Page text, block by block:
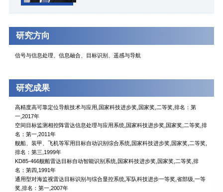
研究方向
信号与信息处理、信息融合、目标识别、遥感与导航
研究成果
高精度高可靠定位导航技术与应用,国家科技进步奖,国家奖,二等奖,排名：第
一,2017年
空间目标监测相控阵雷达信息处理与应用系统,国家科技进步奖,国家奖,二等奖,排
名：第一,2011年
舰船、装甲、飞机等军用目标自动识别综合系统,国家科技进步奖,国家奖,二等奖,
排名：第三,1999年
KD85-466舰船雷达目标自动智能识别系统,国家科技进步奖,国家奖,二等奖,排
名：第四,1991年
通用型对海监视雷达目标识别与综合显控系统,军队科技进步一等奖,省部级,一等
奖,排名：第一,2007年